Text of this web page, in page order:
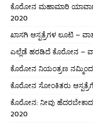
ಕೊರೋನ ಮಹಾಮಾರಿ ಯಾವಾಗ
2020
ಖಾಸಗಿ ಆಸ್ಪತ್ರೆಗಳ ಲೂಟಿ –
ಎಲ್ಲೆಡೆ ಹರಡಿದೆ ಕೊರೋನ –
ಕೊರೋನ ನಿಯಂತ್ರಣ
ಕೊರೋನ ಸೋಂಕಿತರು
ಕೊರೋನ: ನೀವು
2020